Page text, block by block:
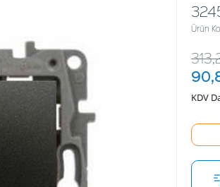
Ürün
KDV